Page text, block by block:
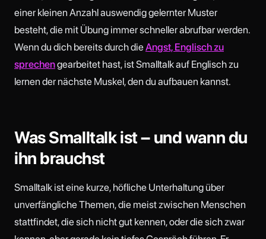
einer kleinen Anzahl auswendig gelernter Muster
besteht, die mit Übung immer schneller abrufbar werden.
Wenn du dich bereits durch dieAngst, Englisch zu
sprechengearbeitet hast, ist Smalltalk auf Englisch zu
lernen der nächste Muskel, den du aufbauen kannst.
Was Smalltalk ist – und wann du
ihn brauchst
Smalltalk ist eine kurze, höfliche Unterhaltung über
unverfängliche Themen, die meist zwischen Menschen
stattfindet, die sich nicht gut kennen, oder die sich zwar